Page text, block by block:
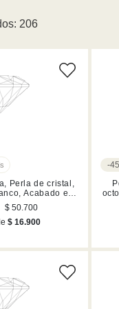
Blanco (110)
Rosa (11)
Morado (6)
Tamaño
Tamaño
206
Perla de cristal,
Acabado en
oro
$ 50.700
$ 16.900
-